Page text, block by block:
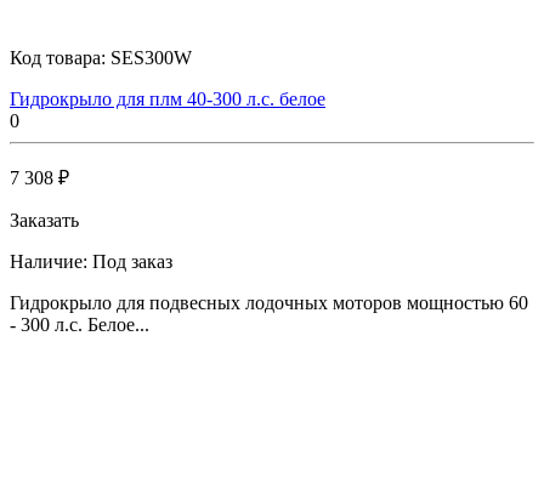
Код товара: SES300W
Гидрокрыло для плм 40-300 л.с. белое
0
7 308 ₽
Заказать
Наличие: Под заказ
Гидрокрыло для подвесных лодочных моторов мощностью 60
- 300 л.c. Белое...